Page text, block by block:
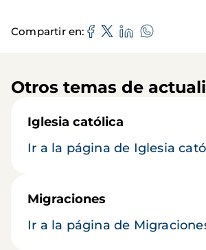
Compartir en
Otros temas de
Iglesia católica
Ir a la página de Iglesia
Migraciones
Ir a la página de